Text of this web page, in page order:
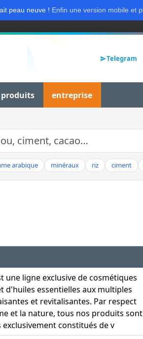
peau neuve ! Enfin une version mobile et
Telegram
produits entreprise
arabique minéraux riz ciment
une ligne exclusive de cosmétiques
d'huiles essentielles aux multiples
et revitalisantes. Par respect
et la nature, tous nos produits sont
exclusivement constitués de v